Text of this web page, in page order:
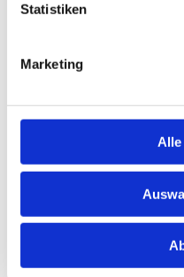
Statistiken
Marketing
Alle
Sofern Bestandsdaten
zur Erfüllung unserer
Serviceleistungen gem. Art.
Onlineformularen als
Art. 17 und 18 DSGVO
eingeschränkt. Sofern nicht